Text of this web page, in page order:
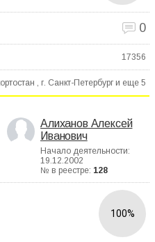
0
17356
, г. Санкт-Петербург и еще 5
Алиханов Алексей
Иванович
Начало деятельности:
19.12.2002
№ в реестре: 128
100%